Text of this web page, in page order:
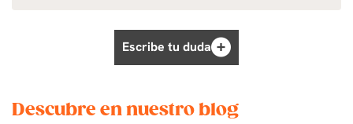
Escribe tu duda
Descubre en nuestro blog